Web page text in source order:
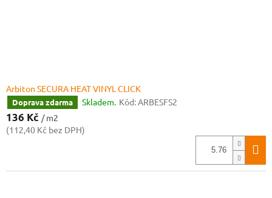
Arbiton SECURA HEAT VINYL CLICK
Doprava zdarma Skladem. Kód:ARBESFS2
136 Kč / m2
(112,40 Kč bez DPH)